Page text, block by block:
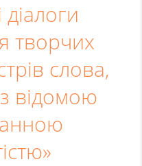
творчих
слова,
відомою